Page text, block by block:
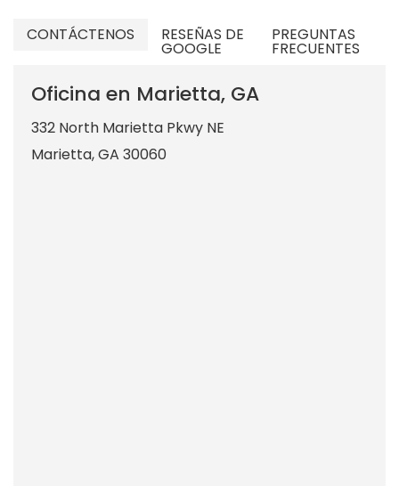
CONTÁCTENOS RESEÑAS DE
GOOGLE
PREGUNTAS
FRECUENTES
Oficina en Marietta, GA
332 North Marietta Pkwy NE
Marietta,GA 30060